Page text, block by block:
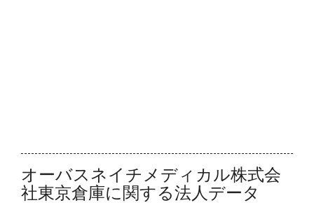
オーバスネイチメディカル株式会
社東京倉庫に関する法人データ